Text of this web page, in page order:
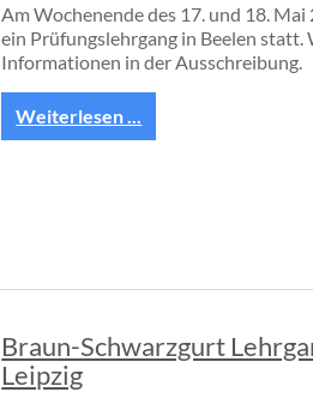
Am Wochenende des 17. und 18.
ein Prüfungslehrgang in Beelen statt.
Informationen in der Ausschreibung.
Weiterlesen ...
Braun-Schwarzgurt
Leipzig